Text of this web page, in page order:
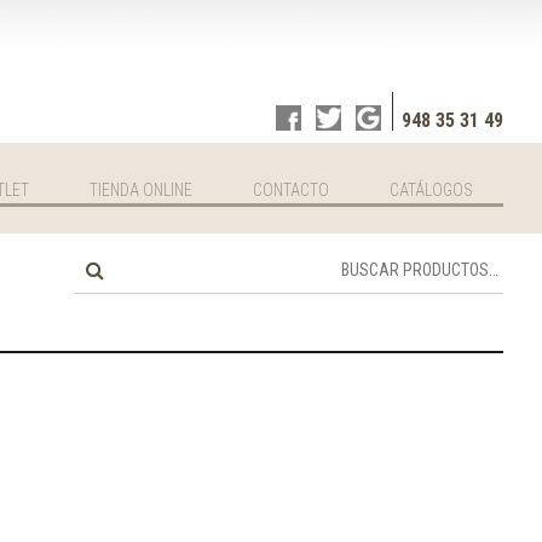
948 35 31 49
TIENDA ONLINE CONTACTO CATÁLOGOS
por: